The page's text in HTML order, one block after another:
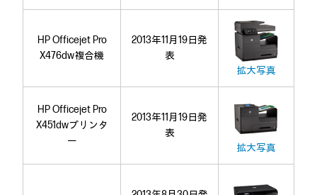
HP Officejet Pro
X476dw複合機
2013年11月19日発
表
拡大写真
HP Officejet Pro
X451dwプリンタ
ー
2013年11月19日発
表
拡大写真